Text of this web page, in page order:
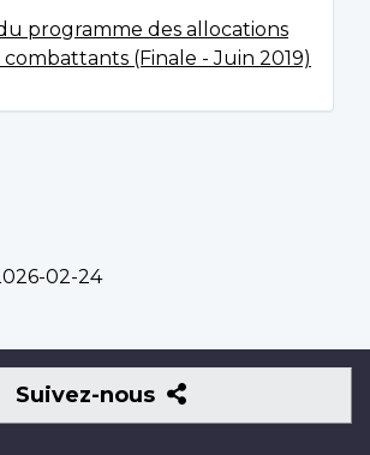
programme des allocations
(Finale - Juin 2019)
02-24
Suivez-nous
Suivez-
nous